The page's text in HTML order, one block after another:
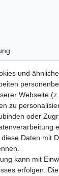
und
Webseite
zu
oder
Daten mit
kann mit
erfolgen.